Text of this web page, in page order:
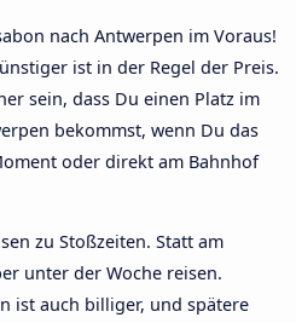
nach Antwerpen im Voraus!
ist in der Regel der Preis.
sein, dass Du einen Platz im
bekommst, wenn Du das
oder direkt am Bahnhof
zu Stoßzeiten. Statt am
unter der Woche reisen.
ist auch billiger, und spätere